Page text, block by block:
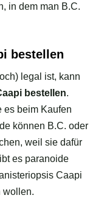
in dem man B.C.
bestellen
legal ist, kann
bestellen.
es beim Kaufen
können B.C. oder
weil sie dafür
es paranoide
Caapi
wollen.